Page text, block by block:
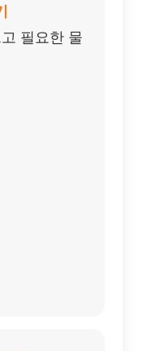
필요한 물